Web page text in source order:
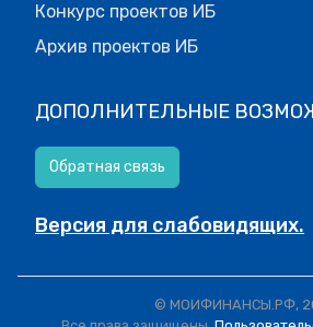
Конкурс проектов ИБ
Архив проектов ИБ
ДОПОЛНИТЕЛЬНЫЕ
Обратная связь
Версия для слабовидящих.
© МОИФИНАНСЫ.РФ,